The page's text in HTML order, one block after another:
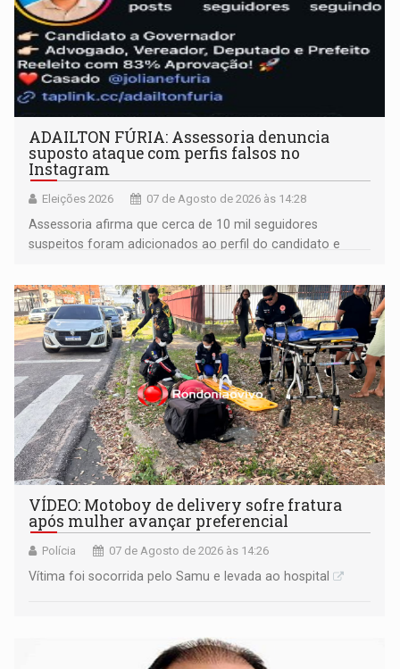
ADAILTON FÚRIA: Assessoria denuncia
suposto ataque com perfis falsos no
Instagram
Eleições 2026 07 de Agosto de 2026 às 14:28
Assessoria afirma que cerca de 10 mil seguidores
suspeitos foram adicionados ao perfil do candidato e
remover as contas
VÍDEO: Motoboy de delivery sofre fratura
após mulher avançar preferencial
Polícia 07 de Agosto de 2026 às 14:26
Vítima foi socorrida pelo Samu e levada ao hospital